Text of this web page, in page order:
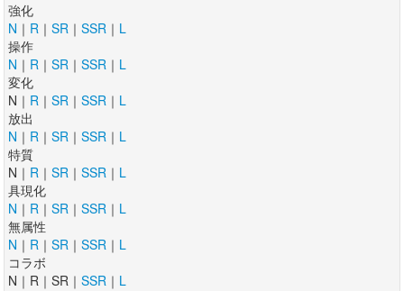
強化
N ｜ R ｜ SR ｜ SSR ｜ L
操作
N ｜ R ｜ SR ｜ SSR ｜ L
変化
N｜ R ｜ SR ｜ SSR ｜ L
放出
N ｜ R ｜ SR ｜ SSR ｜ L
特質
N｜ R ｜ SR ｜ SSR ｜ L
具現化
N ｜ R ｜ SR ｜ SSR ｜ L
無属性
N ｜ R ｜ SR ｜ SSR ｜ L
コラボ
N｜R｜SR｜ SSR ｜ L